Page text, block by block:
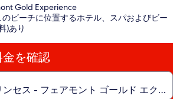
Gold Experience
ビーチに位置するホテル、スパおよびビー
)あり
金を確認